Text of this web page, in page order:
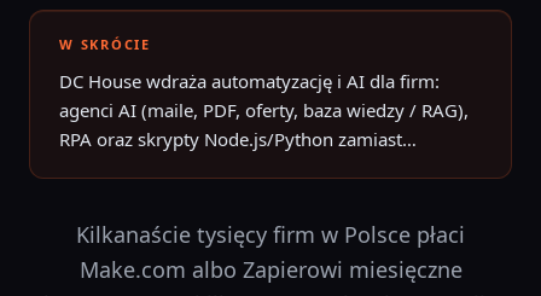
W SKRÓCIE
DC House wdraża automatyzację i AI dla firm:
agenci AI (maile, PDF, oferty, baza wiedzy / RAG),
RPA oraz skrypty Node.js/Python zamiast
Śląsk i cała Polska; zwrot często w 2–12 miesięcy
zamiast 2 000–4 000 zł/mies. za no-code.
Kilkanaście tysięcy firm w Polsce płaci
Make.com albo Zapierowi miesięczne